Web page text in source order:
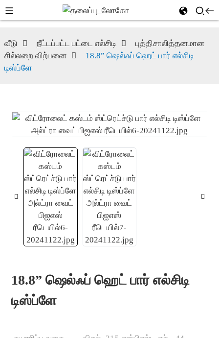
வீடு நீட்டப்பட்ட பட்டை எல்சிடி
புத்திசாலித்தனமான
சில்லறை விற்பனை
18.8” ஷெல்ஃப் ஹெட் பார் எல்சிடி
டிஸ்ப்ளே
18.8” ஷெல்ஃப் ஹெட் பார் எல்சிடி
டிஸ்ப்ளே